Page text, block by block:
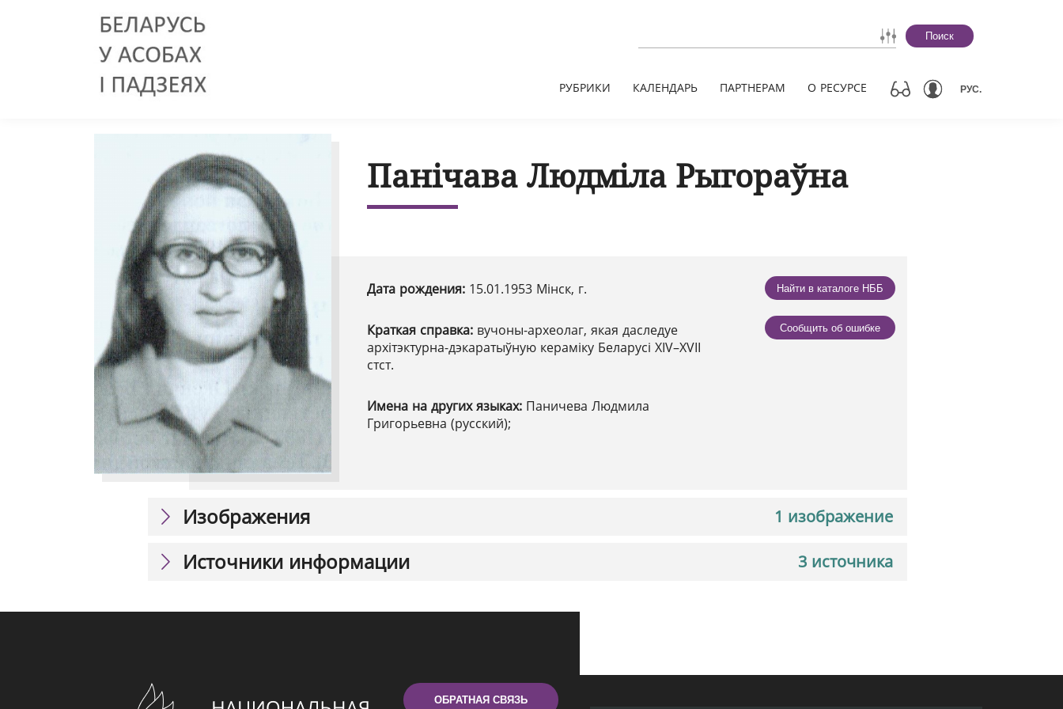
Поиск
РУБРИКИ КАЛЕНДАРЬ ПАРТНЕРАМ О РЕСУРСЕ РУС.
Панічава Людміла Рыгораўна
Дата рождения: 15.01.1953 Мінск, г.
Краткая справка: вучоны-археолаг, якая даследуе
архітэктурна-дэкаратыўную кераміку Беларусі ХІV–ХVІІ
стст.
Имена на других языках: Паничева Людмила
Григорьевна (русский);
Найти в каталоге НББ
Сообщить об ошибке
1 изображение
Изображения
3 источника
Источники информации
ОБРАТНАЯ СВЯЗЬ